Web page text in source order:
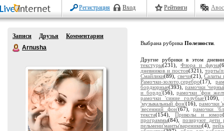
Регистрация Вход Рейтинги
Записи Друзья
Комментарии
Arnusha
Выбрана рубрика Полезности
Другие рубрики в этом
текстуры(231), Флора и фауна
дневников и постов(321),
Смайлики(89), свечи(21),Салаты
Рамочки-золото,серебро(17),
бордюрные(393), рамочки
и бордо'(56),рамочки 'фон
рамочки 'синие голубые'(109),
'музыкальный фон'(16), рамочки
'весенний фон'(67),рамочки
текста(154), Приколы и юмор
программы(84), позируют дети
пельмени'манты'вареники(4),